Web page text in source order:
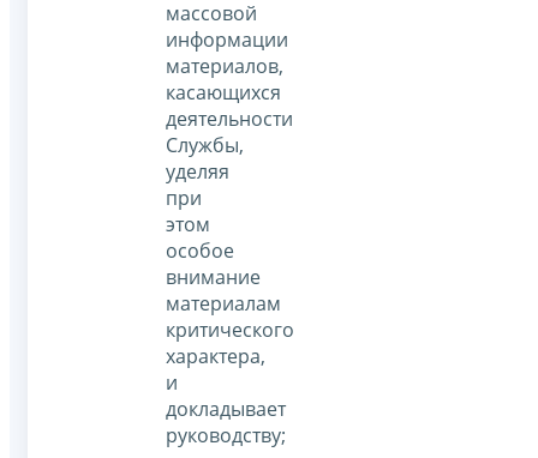
массовой
информации
материалов,
касающихся
деятельности
Службы,
уделяя
при
этом
особое
внимание
материалам
критического
характера,
и
докладывает
руководству;